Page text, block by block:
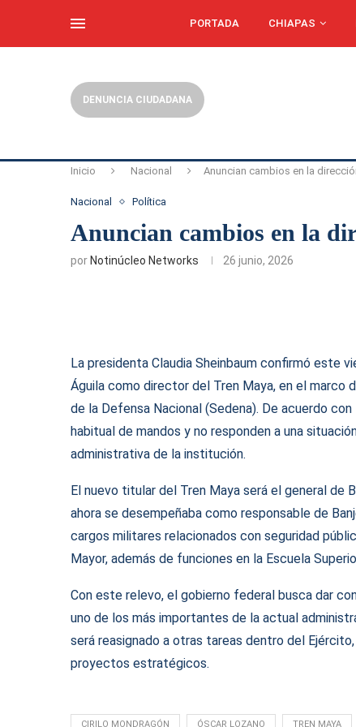
PORTADA CHIAPAS
DENUNCIA CIUDADANA
Inicio Nacional Anuncian cambios en la
Nacional Política
Anuncian cambios en la
por Notinúcleo Networks 26 junio, 2026
La presidenta Claudia Sheinbaum confirmó este
Águila como director del Tren Maya, en el
de la Defensa Nacional (Sedena). De acuerdo
habitual de mandos y no responden a una
administrativa de la institución.
El nuevo titular del Tren Maya será el general de
ahora se desempeñaba como responsable de
cargos militares relacionados con seguridad
Mayor, además de funciones en la Escuela
Con este relevo, el gobierno federal busca dar
uno de los más importantes de la actual
será reasignado a otras tareas dentro del
proyectos estratégicos.
CIRILO MONDRAGÓN ÓSCAR LOZANO TREN MAYA